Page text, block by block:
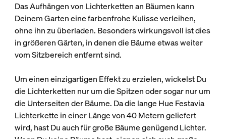
Das Aufhängen von Lichterketten an Bäumen kann
Deinem Garten eine farbenfrohe Kulisse verleihen,
ohne ihn zu überladen. Besonders wirkungsvoll ist dies
in größeren Gärten, in denen die Bäume etwas weiter
vom Sitzbereich entfernt sind.
Um einen einzigartigen Effekt zu erzielen, wickelst Du
die Lichterketten nur um die Spitzen oder sogar nur um
die Unterseiten der Bäume. Da die lange Hue Festavia
Lichterkette in einer Länge von 40 Meterngeliefert
wird, hast Du auch für große Bäume genügend Lichter.